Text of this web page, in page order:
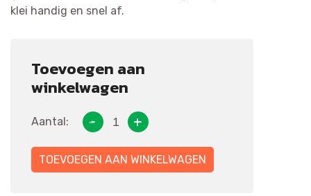
klei handig en snel af.
Toevoegen aan
winkelwagen
Aantal:
TOEVOEGEN AAN WINKELWAGEN